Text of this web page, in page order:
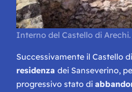
Interno del Castello di Arechi.
Successivamente il Castello
residenza dei Sanseverino,
progressivo stato di